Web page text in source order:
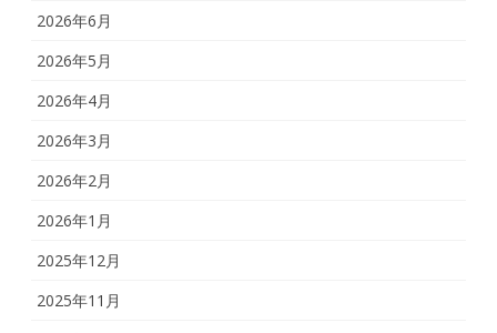
2026年6月
2026年5月
2026年4月
2026年3月
2026年2月
2026年1月
2025年12月
2025年11月